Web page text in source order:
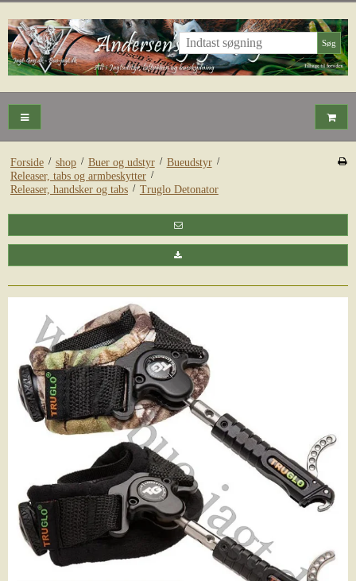
Søg
Forside / shop / Buer og udstyr / Bueudstyr /
Releaser, tabs og armbeskytter /
Releaser, handsker og tabs / Truglo Detonator